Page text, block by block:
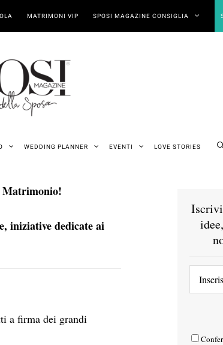
MATRIMONI VIP SPOSI MAGAZINE CONSIGLIA
WEDDING PLANNER EVENTI LOVE STORIES
Matrimonio!
iniziative dedicate ai
a firma dei grandi